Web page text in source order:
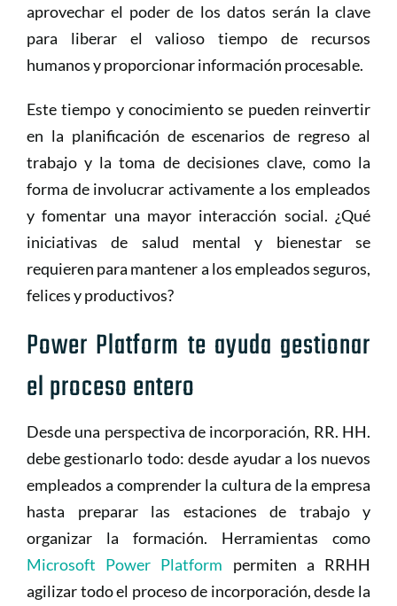
aprovechar el poder de los datos serán la clave
para liberar el valioso tiempo de recursos
humanos y proporcionar información procesable.
Este tiempo y conocimiento se pueden reinvertir
en la planificación de escenarios de regreso al
trabajo y la toma de decisiones clave, como la
forma de involucrar activamente a los empleados
y fomentar una mayor interacción social. ¿Qué
iniciativas de salud mental y bienestar se
requieren para mantener a los empleados seguros,
felices y productivos?
Power Platform te ayuda gestionar
el proceso entero
Desde una perspectiva de incorporación, RR. HH.
debe gestionarlo todo: desde ayudar a los nuevos
empleados a comprender la cultura de la empresa
hasta preparar las estaciones de trabajo y
organizar la formación. Herramientas como
Microsoft Power Platform permiten a RRHH
agilizar todo el proceso de incorporación, desde la